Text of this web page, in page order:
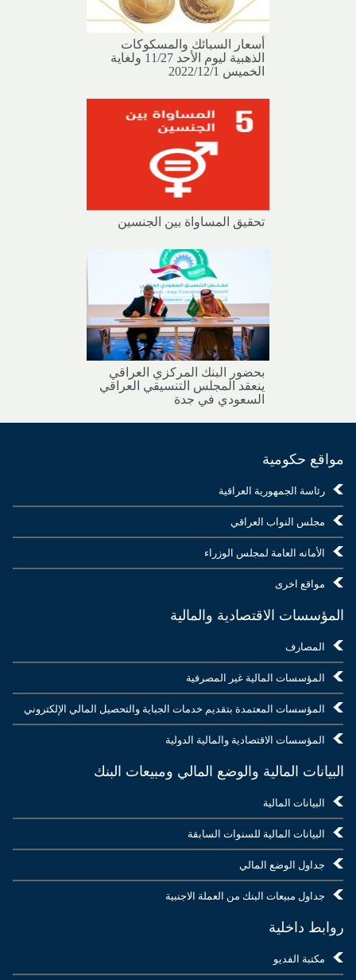
أسعار السبائك والمسكوكات
الذهبية ليوم الأحد 11/27 ولغاية
الخميس 2022/12/1
تحقيق المساواة بين الجنسين
بحضور البنك المركزي العراقي
ينعقد المجلس التنسيقي العراقي
السعودي في جدة
مواقع حكومية
رئاسة الجمهورية العراقية
مجلس النواب العراقي
الأمانه العامة لمجلس الوزراء
مواقع اخرى
المؤسسات الاقتصادية والمالية
المصارف
المؤسسات المالية غير المصرفية
المؤسسات المعتمدة بتقديم خدمات الجباية والتحصيل المالي الإلكتروني
المؤسسات الاقتصادية والمالية الدولية
البيانات المالية والوضع المالي ومبيعات البنك
البيانات المالية
البيانات المالية للسنوات السابقة
جداول الوضع المالي
جداول مبيعات البنك من العملة الاجنبية
روابط داخلية
مكتبة الفديو